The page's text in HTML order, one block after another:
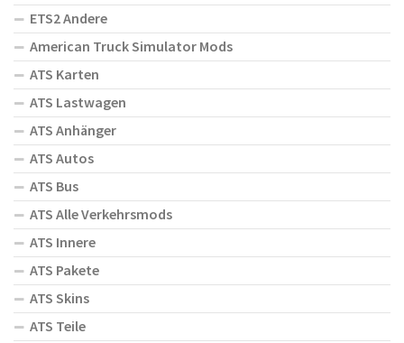
ETS2 Andere
American Truck Simulator Mods
ATS Karten
ATS Lastwagen
ATS Anhänger
ATS Autos
ATS Bus
ATS Alle Verkehrsmods
ATS Innere
ATS Pakete
ATS Skins
ATS Teile